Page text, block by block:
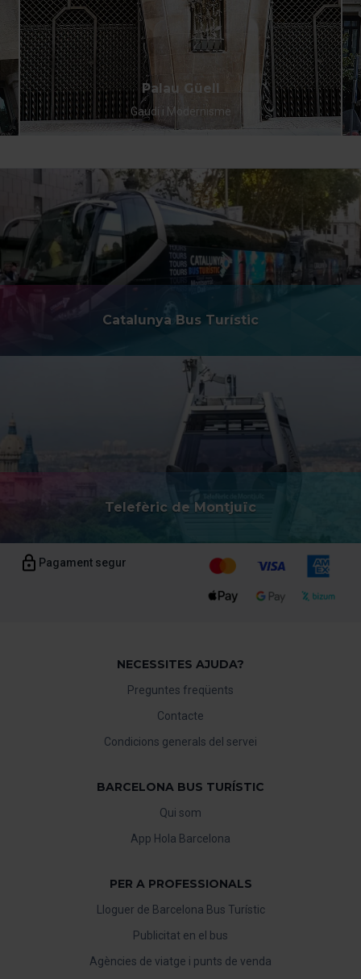
Palau Güell
Gaudí i Modernisme
Catalunya Bus Turístic
Telefèric de Montjuïc
Pagament segur
NECESSITES AJUDA?
Preguntes freqüents
Contacte
Condicions generals del servei
BARCELONA BUS TURÍSTIC
Qui som
App Hola Barcelona
PER A PROFESSIONALS
Lloguer de Barcelona Bus Turístic
Publicitat en el bus
Agències de viatge i punts de venda